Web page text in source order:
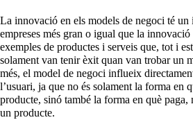
La innovació en els models de negoci té un
empreses més gran o igual que la
exemples de productes i serveis que, tot i
solament van tenir èxit quan van trobar un
més, el model de negoci influeix
l’usuari, ja que no és solament la forma en
producte, sinó també la forma en què
un producte.